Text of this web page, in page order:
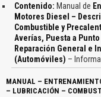
Contenido: Manual de
Motores Diesel –
Combustible y
Averías, Puesta a
Reparación General e
(Automóviles) –
MANUAL –
– LUBRICACIÓN –